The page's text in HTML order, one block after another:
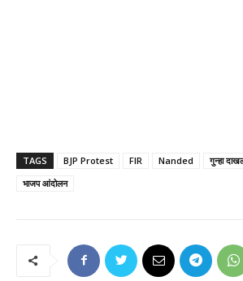
TAGS BJP Protest FIR Nanded गुन्हा
भाजप आंदोलन